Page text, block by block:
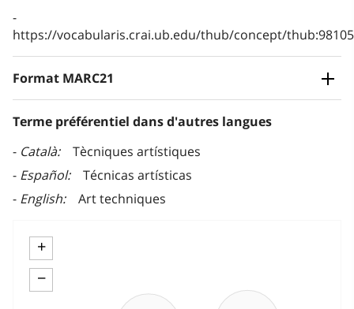
https://vocabularis.crai.ub.edu/thub/concept/
Format MARC21
Terme préférentiel dans d'autres langues
Català
Tècniques artístiques
Español
Técnicas artísticas
English
Art techniques
+
−